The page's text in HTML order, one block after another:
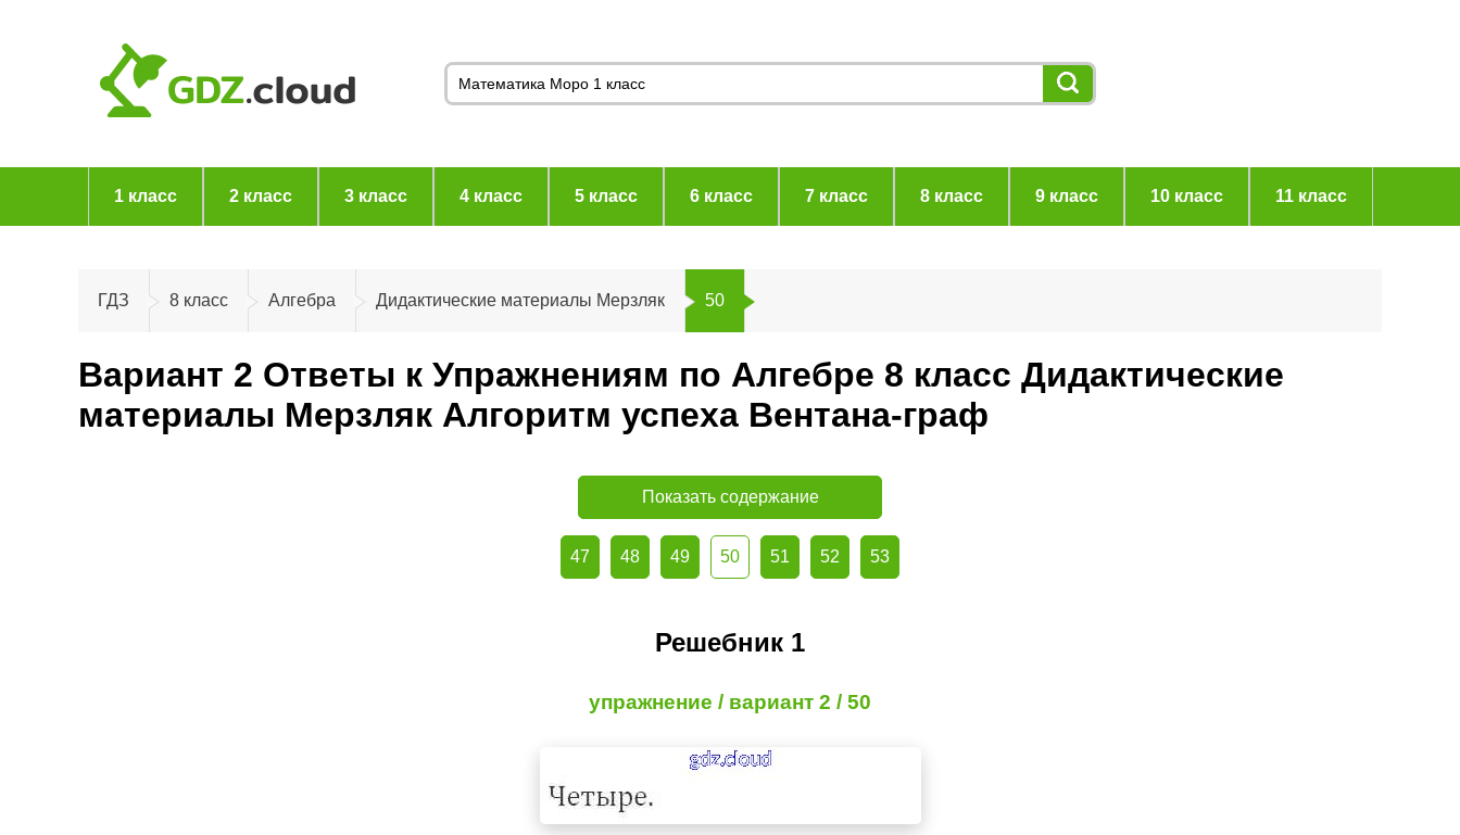
1 класс 2 класс 3 класс 4 класс 5 класс 6 класс 7 класс 8 класс 9 класс 10 класс 11 класс
ГДЗ 8 класс Алгебра Дидактические материалы Мерзляк 50
Вариант 2 Ответы к Упражнениям по Алгебре 8 класс Дидактические
материалы Мерзляк Алгоритм успеха Вентана-граф
Показать содержание
47 48 49 50 51 52 53
Решебник 1
упражнение / вариант 2 / 50